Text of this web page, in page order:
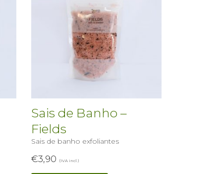
Sais de Banho –
Fields
Sais de banho exfoliantes
€3,90 (IVA incl.)